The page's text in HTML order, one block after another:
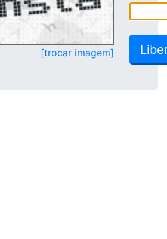
[trocar imagem]